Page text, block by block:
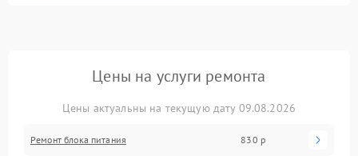
Цены на услуги ремонта
Цены актуальны на текущую дату 09.08.2026
Ремонт блока питания 830 р